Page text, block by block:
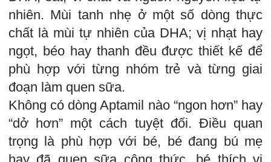
nhiên. Mùi tanh nhẹ ở một số dòng thực
chất là mùi tự nhiên của DHA; vị nhạt hay
ngọt, béo hay thanh đều được thiết kế để
phù hợp với từng nhóm trẻ và từng giai
đoạn làm quen sữa.
Không có dòng Aptamil nào “ngon hơn” hay
“dở hơn” một cách tuyệt đối. Điều quan
trọng là phù hợp với bé, bé đang bú mẹ